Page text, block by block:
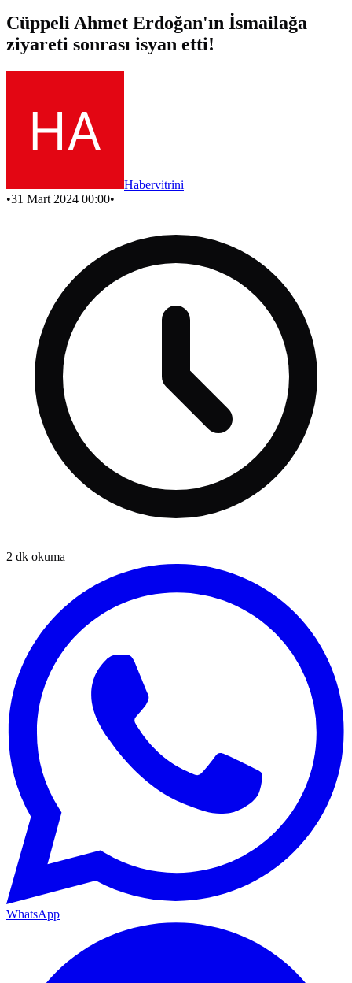
Cüppeli Ahmet Erdoğan'ın İsmailağa
ziyareti sonrası isyan etti!
Habervitrini
•31 Mart 2024 00:00•
2 dk okuma
WhatsApp